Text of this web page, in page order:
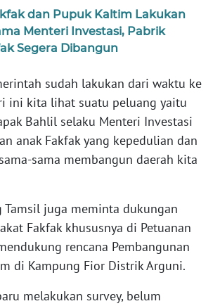
dan Pupuk Kaltim Lakukan
Menteri Investasi, Pabrik
Segera Dibangun
sudah lakukan dari waktu ke
ini kita lihat suatu peluang yaitu
Bahlil selaku Menteri Investasi
anak Fakfak yang kepedulian dan
sama membangun daerah kita
Tamsil juga meminta dukungan
Fakfak khususnya di Petuanan
rencana Pembangunan
di Kampung Fior Distrik Arguni.
melakukan survey, belum